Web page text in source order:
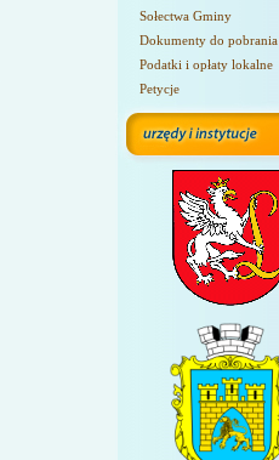
Sołectwa Gminy
Dokumenty do pobrania
Podatki i opłaty lokalne
Petycje